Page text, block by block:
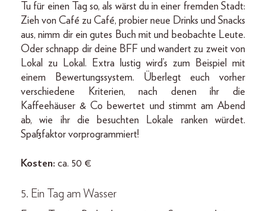
Tu für einen Tag so, als wärst du in einer fremden Stadt:
Zieh von Café zu Café, probier neue Drinks und Snacks
aus, nimm dir ein gutes Buch mit und beobachte Leute.
Oder schnapp dir deine BFF und wandert zu zweit von
Lokal zu Lokal. Extra lustig wird’s zum Beispiel mit
einem Bewertungssystem. Überlegt euch vorher
verschiedene Kriterien, nach denen ihr die
Kaffeehäuser & Co bewertet und stimmt am Abend
ab, wie ihr die besuchten Lokale ranken würdet.
Spaßfaktor vorprogrammiert!
Kosten: ca. 50 €
5. Ein Tag am Wasser